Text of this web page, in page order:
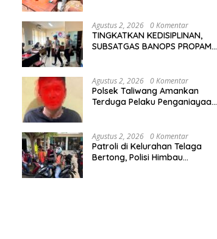
2026
Agustus 2, 2026 0 Komentar
TINGKATKAN KEDISIPLINAN,
SUBSATGAS BANOPS PROPAM
2026
Agustus 2, 2026 0 Komentar
Polsek Taliwang Amankan
Terduga Pelaku Penganiayaan
Agustus 2, 2026 0 Komentar
Patroli di Kelurahan Telaga
Bertong, Polisi Himbau